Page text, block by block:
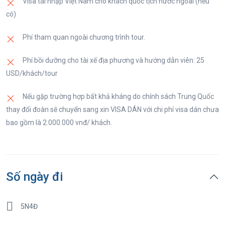
có)
Phí tham quan ngoài chương trình tour.
Phí bồi dưỡng cho tài xế địa phương và hướng dẫn viên: 25
USD/khách/tour
Nếu gặp trường hợp bất khả kháng do chính sách Trung Quốc
thay đổi đoàn sẽ chuyển sang xin VISA DÁN với chi phí visa dán chưa
bao gồm là 2.000.000 vnđ/ khách.
Số ngày đi
5N4Đ